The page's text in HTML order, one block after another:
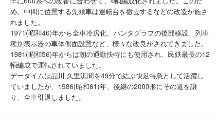
会員ランクについて
会社概要
レビューについて
© 2026 Mid Japan, Inc.
め、中間に位置する先頭車は運転台を撤去するなどの改造が施さ
れました。
1971(昭和46)年から全車冷房化、パンタグラフの後部移設、列車
種別表示器の車体側面設置など、様々な改良がされてきました。
1981(昭和56)年からは朝の通勤快特にも使用され、民鉄最長の12
輌編成で運転されていました。
データイムは品川 久里浜間を49分で結ぶ快足特急として活躍し
ていましたが、1986(昭和61)年、後継の2000形にその道を譲
り、全車引退しました。